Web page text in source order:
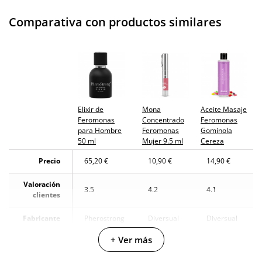
Garantías 3 años de garantía
El martes 11 de agosto (fecha estimada)
Comparativa con productos similares
Elixir de
Feromonas
para Hombre
50 ml
Mona
Concentrado
Feromonas
Mujer 9.5 ml
Aceite Masaje
Feromonas
Gominola
Cereza
Precio
65,20 € 10,90 € 14,90 €
Valoración
clientes
3.5 4.2 4.1
Fabricante Pherostrong Diversual Diversual
50 ml 9.5 ml
+ Ver más